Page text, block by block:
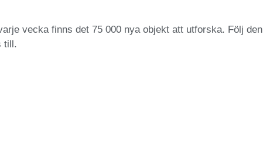
vecka finns det 75 000 nya objekt att utforska. Följ den
till.